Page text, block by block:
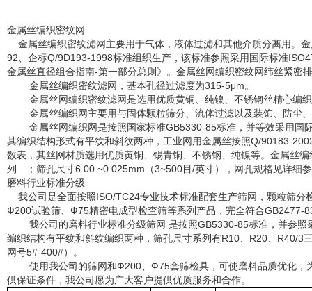
金属丝编织密纹网
金属丝编织密纹滤网主要用于气体，液体过滤和其他介质分离用。
92、企标Q/9D193-1998标准组织生产，该标准参照采用国际标准
金属丝直径组合指南-第一部分总则》。金属丝网编织密纹网纬丝紧密
金属丝编织密纹滤网，基本孔径过滤度为315-5μm。
金属丝网编织密纹滤网是选用优质黄铜、纯镍、不锈钢丝精心编
金属丝编织网主要用与固体颗粒筛分、流体过滤以及装饰、防尘
金属丝网编织网是按照国家标准GB5330-85标准，并等效采用国
其编织结构形式有平纹和斜纹两种，工业网用金属丝按照Q/90183-
数表，其丝网材质选用优质黄铜、锡青铜、不锈钢、纯镍等。金属丝
列 ；筛孔尺寸6.00 ~0.025mm（3~500目/英寸），网孔规格见详细
磨料行业标准分级
我公司是全面按照ISO/TC24专业技术标准配套生产筛网，颗粒筛分
Ф200试验筛、Ф75精密电成型检查筛等系列产品，完全符合GB2477-
我公司的磨料行业标准分级筛网 是按照GB5330-85标准，并参照
编织结构有平纹和斜纹编织两种，筛孔尺寸系列有R10、R20、R40/3
网号5#-400#）。
使用我公司的筛网和Ф200、Ф75套筛检具，可使磨料品质优化，
供保证条件，我公司愿为广大客户提供优质服务和合作。